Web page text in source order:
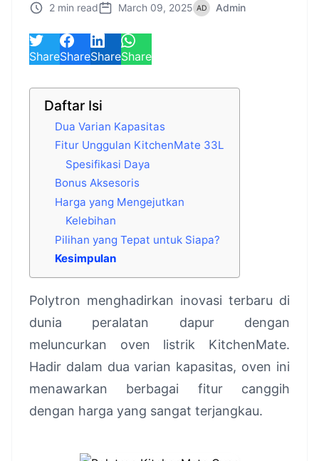
2 min read March 09, 2025 Admin
ShareShareShareShare
Daftar Isi
Dua Varian Kapasitas
Fitur Unggulan KitchenMate 33L
Spesifikasi Daya
Bonus Aksesoris
Harga yang Mengejutkan
Kelebihan
Pilihan yang Tepat untuk Siapa?
Kesimpulan
Polytron menghadirkan inovasi terbaru di
dunia peralatan dapur dengan
meluncurkan oven listrik KitchenMate.
Hadir dalam dua varian kapasitas, oven ini
menawarkan berbagai fitur canggih
dengan harga yang sangat terjangkau.